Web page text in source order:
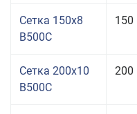
Сетка 150x8
В500С
150
Сетка 200x10
В500С
200